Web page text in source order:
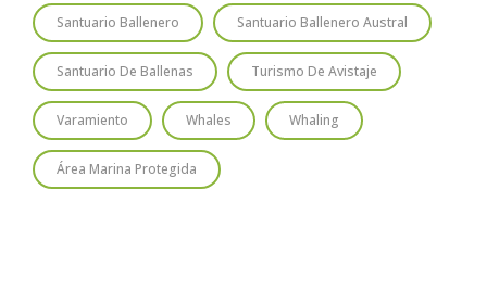
Santuario Ballenero Santuario Ballenero Austral
Santuario De Ballenas Turismo De Avistaje
Varamiento Whales Whaling
Área Marina Protegida